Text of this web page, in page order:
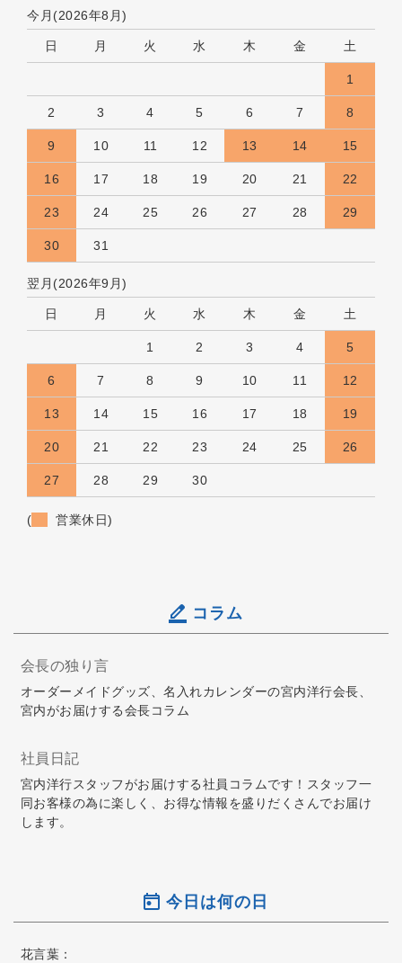
今月(2026年8月)
日 月 火 水 木 金 土
1
2 3 4 5 6 7 8
9 10 11 12 13 14 15
16 17 18 19 20 21 22
23 24 25 26 27 28 29
30 31
翌月(2026年9月)
日 月 火 水 木 金 土
1 2 3 4 5
6 7 8 9 10 11 12
13 14 15 16 17 18 19
20 21 22 23 24 25 26
27 28 29 30
( 営業休日)
コラム
会長の独り言
オーダーメイドグッズ、名入れカレンダーの宮内洋行会長、
宮内がお届けする会長コラム
社員日記
宮内洋行スタッフがお届けする社員コラムです！スタッフ一
同お客様の為に楽しく、お得な情報を盛りだくさんでお届け
します。
今日は何の日
花言葉：